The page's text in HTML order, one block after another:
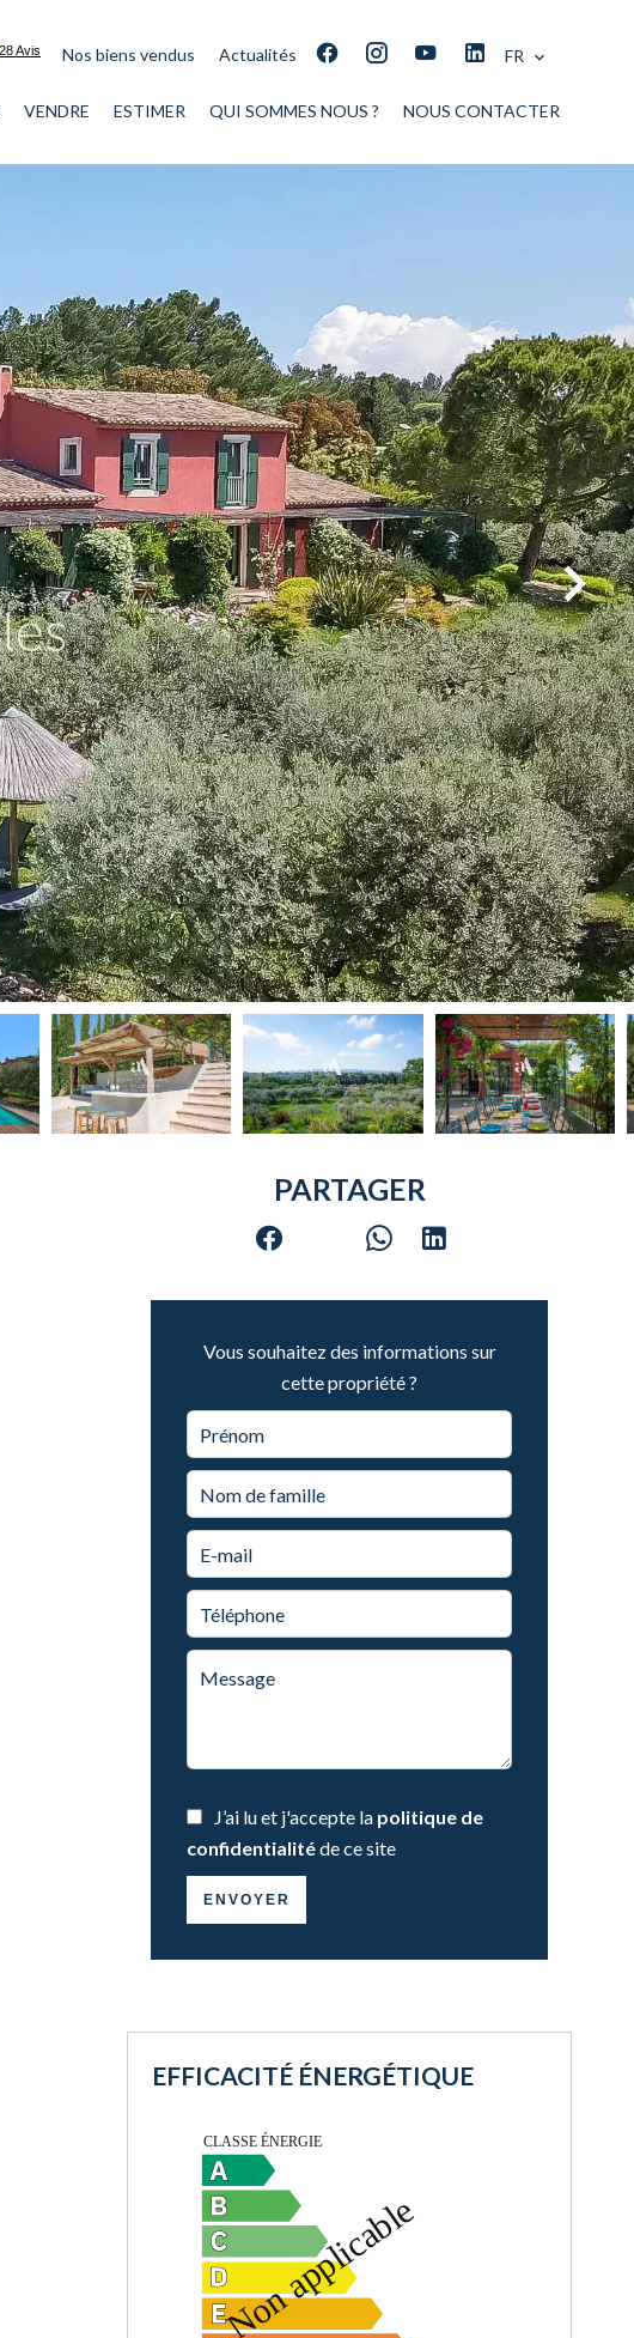
Nos biens vendus Actualités FR
VENDRE ESTIMER QUI SOMMES NOUS ? NOUS CONTACTER
PARTAGER
Vous souhaitez des informations sur
cette propriété ?
J’ai lu et j'accepte la politique de
confidentialitéde ce site
ENVOYER
EFFICACITÉ ÉNERGÉTIQUE